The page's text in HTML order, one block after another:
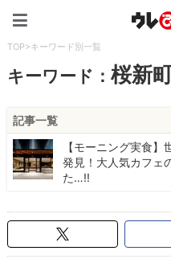
TOP>キーワード別一覧
キーワード：桜新
記事一覧
【モーニング実食】
発見！大人気カフェ
た…!!